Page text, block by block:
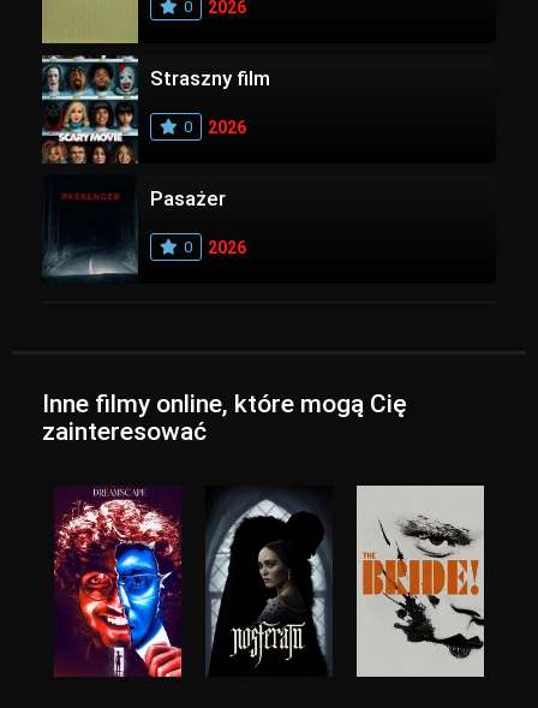
0 2026
Straszny film
0 2026
Pasażer
0 2026
Inne filmy online, które mogą Cię
zainteresować